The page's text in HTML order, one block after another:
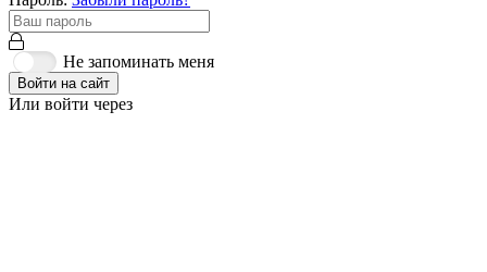
Не запоминать меня
Войти на сайт
Или войти через